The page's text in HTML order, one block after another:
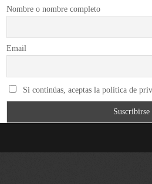
Nombre o nombre completo
Email
Si continúas, aceptas la política de